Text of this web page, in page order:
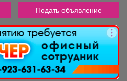
Подать объявление